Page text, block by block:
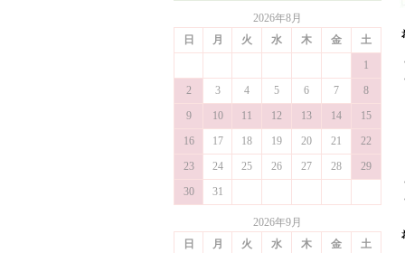
2026年8月
日
月 火 水 木 金
土
1
2
3 4 5 6 7
8
9
10 11 12 13 14
15
16
17 18 19 20 21
22
23
24 25 26 27 28
29
30
31
2026年9月
日
月 火 水 木 金
土